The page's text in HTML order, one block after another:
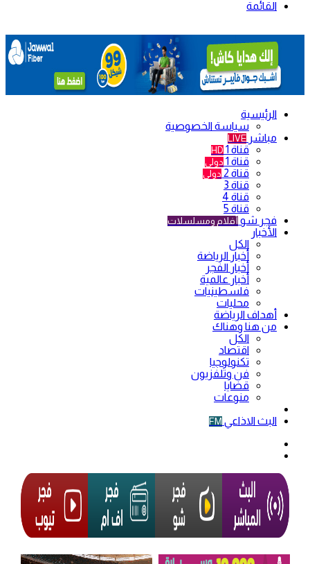
القائمة
الرئيسية
سياسة الخصوصية
مباشر LIVE
قناة 1 HD
قناة 1 دولي
قناة 2 دولي
قناة 3
قناة 4
قناة 5
فجر شو أفلام ومسلسلات
الأخبار
الكل
أخبار الرياضة
أخبار الفجر
أخبار عالمية
فلسطينيات
محليات
أهداف الرياضة
من هنا وهناك
الكل
اقتصاد
تكنولوجيا
فن وتلفزيون
قضايا
منوعات
البث الاذاعي FM